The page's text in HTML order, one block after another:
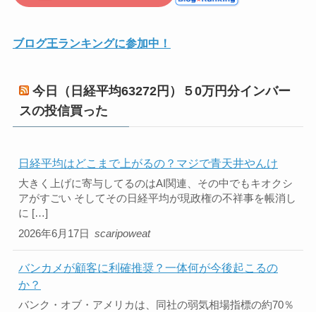
ブログ王ランキングに参加中！
今日（日経平均63272円）５0万円分インバー
スの投信買った
日経平均はどこまで上がるの？マジで青天井やんけ
2026年6月17日
大きく上げに寄与してるのはAI関連、その中でもキオクシ
アがすごい そしてその日経平均が現政権の不祥事を帳消し
に […]
scaripoweat
バンカメが顧客に利確推奨？一体何が今後起こるの
か？
バンク・オブ・アメリカは、同社の弱気相場指標の約70％